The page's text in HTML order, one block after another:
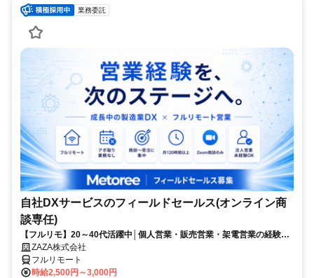
業務委託
自社DXサービスのフィールドセールス(オンライン商
談専任)
【フルリモ】20～40代活躍中│個人営業・販売営業・架電営業の経験を
法人向け提案営業へステップアップ｜佐々木希さん出演！TVCM放送中
の自社プロダクトを提案
ZAZA株式会社
フルリモート
時給2,500円～3,000円